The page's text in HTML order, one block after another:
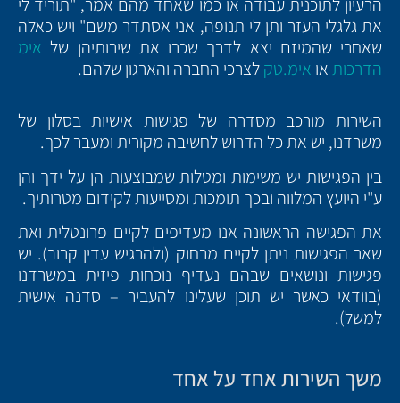
את גלגלי העזר ותן לי תנופה, אני אסתדר משם" ויש כאלה
שאחרי שהמיזם יצא לדרך שכרו את שירותיהן של אימ
הדרכותאו אימ.טקלצרכי החברה והארגון שלהם.
השירות מורכב מסדרה של פגישות אישיות בסלון של
משרדנו, יש את כל הדרוש לחשיבה מקורית ומעבר לכך.
בין הפגישות יש משימות ומטלות שמבוצעות הן על ידך והן
ע"י היועץ המלווה ובכך תומכות ומסייעות לקידום מטרותיך.
את הפגישה הראשונה אנו מעדיפים לקיים פרונטלית ואת
שאר הפגישות ניתן לקיים מרחוק (ולהרגיש עדין קרוב). יש
פגישות ונושאים שבהם נעדיף נוכחות פיזית במשרדנו
(בוודאי כאשר יש תוכן שעלינו להעביר – סדנה אישית
למשל).
משך השירות אחד על אחד